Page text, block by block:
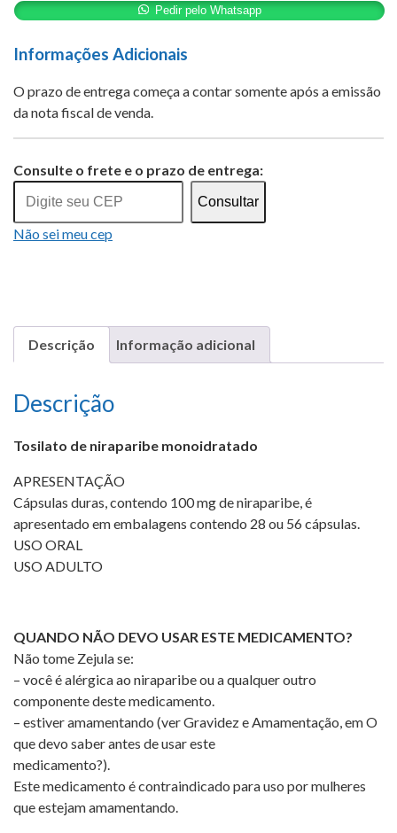
DURA
BL
PLAS
PVC/PCTFE
OPC
56
quantidade
Pedir pelo Whatsapp
Informações Adicionais
O prazo de entrega começa a contar somente após a emissão
da nota fiscal de venda.
Consulte o frete e o prazo de entrega:
Consultar
Não sei meu cep
Descrição Informação adicional
Descrição
Tosilato de niraparibe monoidratado
APRESENTAÇÃO
Cápsulas duras, contendo 100 mg de niraparibe, é
apresentado em embalagens contendo 28 ou 56 cápsulas.
USO ORAL
USO ADULTO
QUANDO NÃO DEVO USAR ESTE MEDICAMENTO?
Não tome Zejula se:
– você é alérgica ao niraparibe ou a qualquer outro
componente deste medicamento.
– estiver amamentando (ver Gravidez e Amamentação, em O
que devo saber antes de usar este
medicamento?).
Este medicamento é contraindicado para uso por mulheres
que estejam amamentando.